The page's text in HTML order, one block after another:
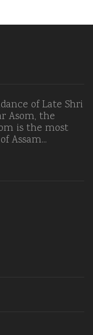
of Late Shri
Asom, the
is the most
Assam...